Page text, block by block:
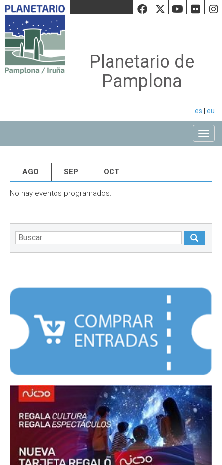
Facebook
Twiiter
Planetario de
Pamplona
es eu
AGO SEP OCT
No hay eventos programados.